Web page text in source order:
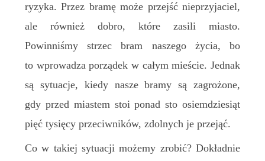
ryzyka. Przez bramę może przejść nieprzyjaciel,
ale również dobro, które zasili miasto.
Powinniśmy strzec bram naszego życia, bo
to wprowadza porządek w całym mieście. Jednak
są sytuacje, kiedy nasze bramy są zagrożone,
gdy przed miastem stoi ponad sto osiemdziesiąt
pięć tysięcy przeciwników, zdolnych je przejąć.
Co w takiej sytuacji możemy zrobić? Dokładnie